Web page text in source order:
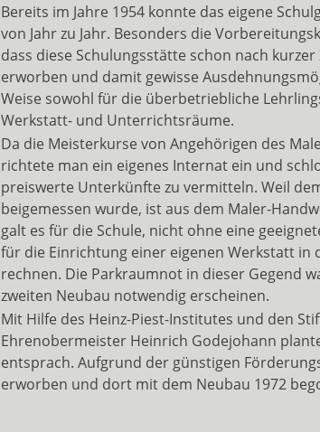
Bereits im Jahre 1954 konnte das eigene
von Jahr zu Jahr. Besonders die
dass diese Schulungsstätte schon nach
erworben und damit gewisse
Weise sowohl für die überbetriebliche
Werkstatt- und Unterrichtsräume.
Da die Meisterkurse von Angehörigen des
richtete man ein eigenes Internat ein und
preiswerte Unterkünfte zu vermitteln. Weil
beigemessen wurde, ist aus dem Maler-
galt es für die Schule, nicht ohne eine
für die Einrichtung einer eigenen Werkstatt
rechnen. Die Parkraumnot in dieser Gegend
zweiten Neubau notwendig erscheinen.
Mit Hilfe des Heinz-Piest-Institutes und den
Ehrenobermeister Heinrich Godejohann
entsprach. Aufgrund der günstigen
erworben und dort mit dem Neubau 1972